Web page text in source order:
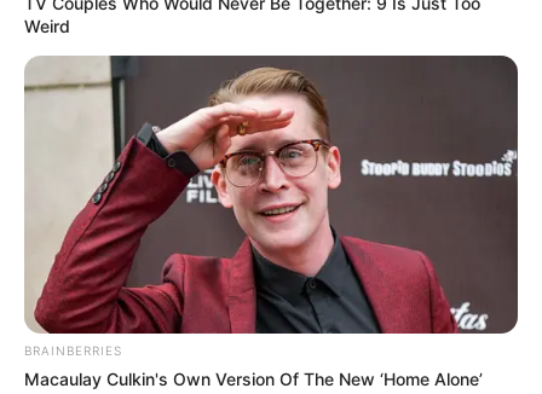
Weird
BRAINBERRIES
Macaulay Culkin's Own Version Of The New ‘Home Alone’